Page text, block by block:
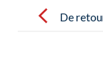
navigationDe